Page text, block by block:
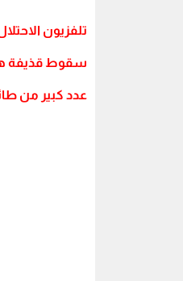
تلفزيون
سقوط قذيفة
عدد كبير من